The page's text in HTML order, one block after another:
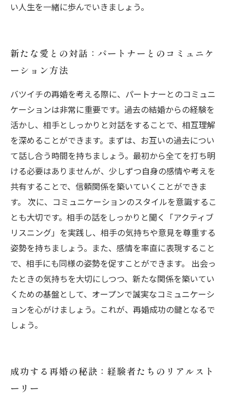
い人生を一緒に歩んでいきましょう。
新たな愛との対話：パートナーとのコミュニケ
ーション方法
バツイチの再婚を考える際に、パートナーとのコミュニ
ケーションは非常に重要です。過去の結婚からの経験を
活かし、相手としっかりと対話をすることで、相互理解
を深めることができます。まずは、お互いの過去につい
て話し合う時間を持ちましょう。最初から全てを打ち明
ける必要はありませんが、少しずつ自身の感情や考えを
共有することで、信頼関係を築いていくことができま
す。 次に、コミュニケーションのスタイルを意識するこ
とも大切です。相手の話をしっかりと聞く「アクティブ
リスニング」を実践し、相手の気持ちや意見を尊重する
姿勢を持ちましょう。また、感情を率直に表現すること
で、相手にも同様の姿勢を促すことができます。 出会っ
たときの気持ちを大切にしつつ、新たな関係を築いてい
くための基盤として、オープンで誠実なコミュニケーシ
ョンを心がけましょう。これが、再婚成功の鍵となるで
しょう。
成功する再婚の秘訣：経験者たちのリアルスト
ーリー